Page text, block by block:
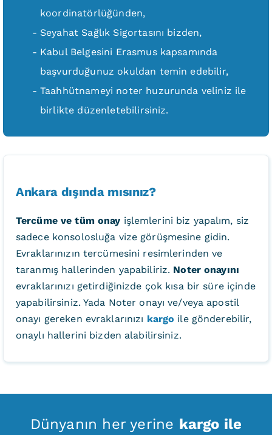
koordinatörlüğünden,
Seyahat Sağlık Sigortasını bizden,
Kabul Belgesini Erasmus kapsamında
başvurduğunuz okuldan temin edebilir,
Taahhütnameyi noter huzurunda veliniz ile
birlikte düzenletebilirsiniz.
Ankara dışında mısınız?
Tercüme ve tüm onay işlemlerini biz yapalım, siz
sadece konsolosluğa vize görüşmesine gidin.
Evraklarınızın tercümesini resimlerinden ve
taranmış hallerinden yapabiliriz. Noter onayını
evraklarınızı getirdiğinizde çok kısa bir süre içinde
yapabilirsiniz. Yada Noter onayı ve/veya apostil
onayı gereken evraklarınızı kargo ile gönderebilir,
onaylı hallerini bizden alabilirsiniz.
Dünyanın her yerine kargo ile